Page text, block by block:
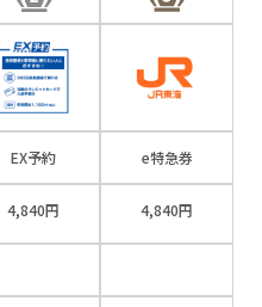
EX予約 e特急券
4,840円 4,840円